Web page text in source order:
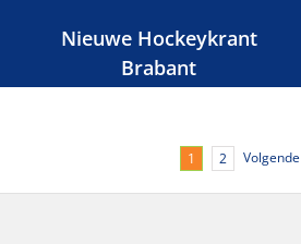
Nieuwe Hockeykrant
Brabant
1 2 Volgende